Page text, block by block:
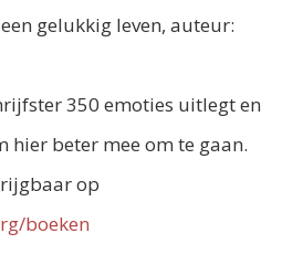
gelukkig leven, auteur:
350 emoties uitlegt en
hier beter mee om te gaan.
op
boeken